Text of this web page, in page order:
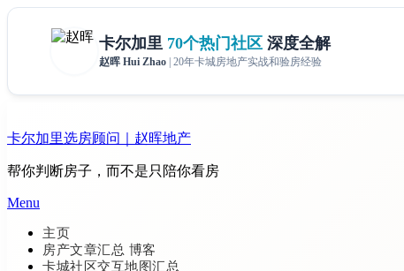
content
卡尔加里选房顾问｜赵晖地产
帮你判断房子，而不是只陪你看房
Menu
主页
房产文章汇总 博客
卡城社区交互地图汇总